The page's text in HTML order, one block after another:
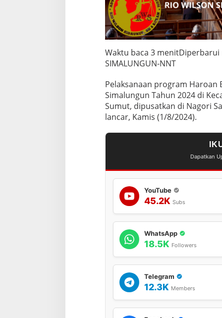
g
r
a
m
H
a
r
o
n
B
o
o
n
Waktu baca 3 menitDiperbarui
SIMALUNGUN-NNT
Pelaksanaan program
Simalungun Tahun 2024 di
Sumut, dipusatkan di Nagori
lancar, Kamis (1/8/2024).
Dapatkan
YouTube
45.2K Subs
WhatsApp
18.5K Followers
Telegram
12.3K Members